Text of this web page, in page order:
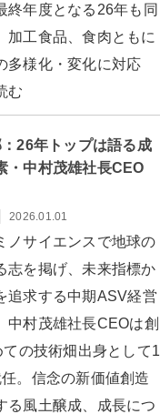
終年度となる26年も同
加工食品、食肉ともに
多様化・変化に対応
む
26年トップは語る成
・中村茂雄社長CEO
2026.01.01
サイエンスで地球の
志を掲げ、未来指標か
追求する中期ASV経営
中村茂雄社長CEOは創
の技術畑出身として1
。信念の新価値創造
る風土醸成、成長につ